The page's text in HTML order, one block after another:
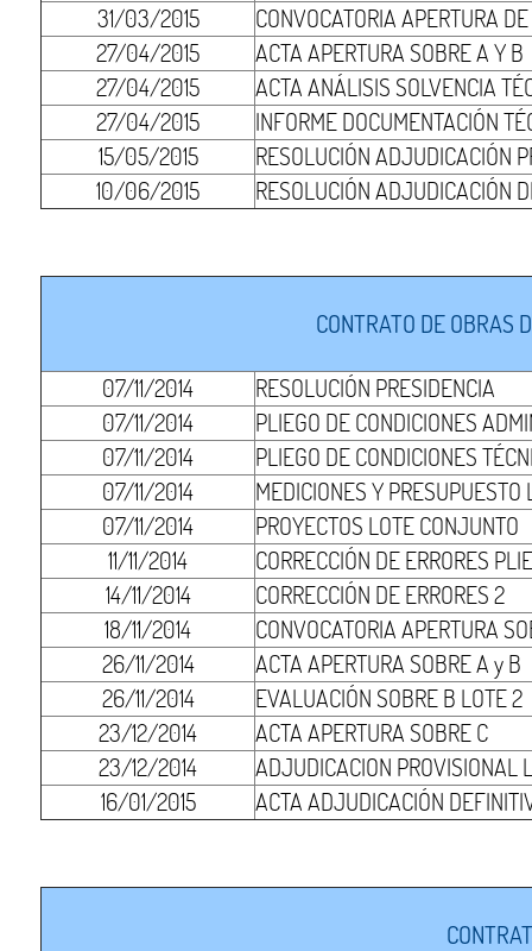
31/03/2015
CONVOCATORIA APERTURA
27/04/2015
ACTA APERTURA SOBRE A Y B
27/04/2015
ACTA ANÁLISIS SOLVENCIA
27/04/2015
INFORME DOCUMENTACIÓN
15/05/2015
RESOLUCIÓN ADJUDICACIÓN
10/06/2015
RESOLUCIÓN ADJUDICACIÓN
CONTRATO DE OBRAS
07/11/2014
RESOLUCIÓN PRESIDENCIA
07/11/2014
PLIEGO DE CONDICIONES
07/11/2014
PLIEGO DE CONDICIONES
07/11/2014
MEDICIONES Y PRESUPUESTO
07/11/2014
PROYECTOS LOTE CONJUNTO
11/11/2014
CORRECCIÓN DE ERRORES
14/11/2014
CORRECCIÓN DE ERRORES 2
18/11/2014
CONVOCATORIA APERTURA
26/11/2014
ACTA APERTURA SOBRE A y B
26/11/2014
EVALUACIÓN SOBRE B LOTE 2
23/12/2014
ACTA APERTURA SOBRE C
23/12/2014
ADJUDICACION PROVISIONAL
16/01/2015
ACTA ADJUDICACIÓN